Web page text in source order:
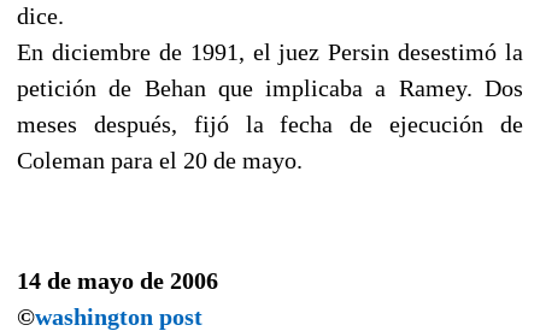
dice.
En diciembre de 1991, el juez Persin desestimó la
petición de Behan que implicaba a Ramey. Dos
meses después, fijó la fecha de ejecución de
Coleman para el 20 de mayo.
14 de mayo de 2006
©washington post